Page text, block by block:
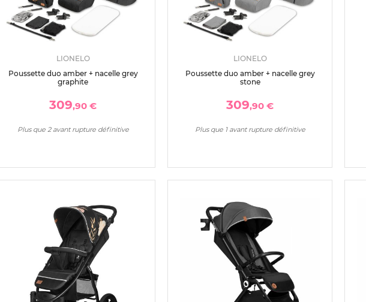
LIONELO
Poussette duo amber + nacelle grey
graphite
309,90 €
Plus que 2 avant rupture définitive
LIONELO
Poussette duo amber + nacelle grey
stone
309,90 €
Plus que 1 avant rupture définitive